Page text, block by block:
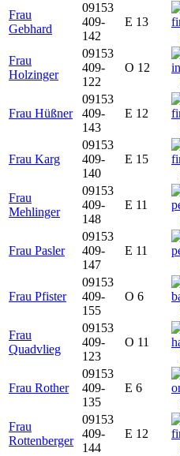
Frau
Gebhard
09153
409-
142
E 13
Frau
Holzinger
09153
409-
122
O 12
Frau Hüßner
09153
409-
143
E 12
Frau Karg
09153
409-
140
E 15
Frau
Mehlinger
09153
409-
148
E 11
Frau Pasler
09153
409-
147
E 11
Frau Pfister
09153
409-
155
O 6
Frau
Quadvlieg
09153
409-
123
O 11
Frau Rother
09153
409-
135
E 6
Frau
Rottenberger
09153
409-
144
E 12